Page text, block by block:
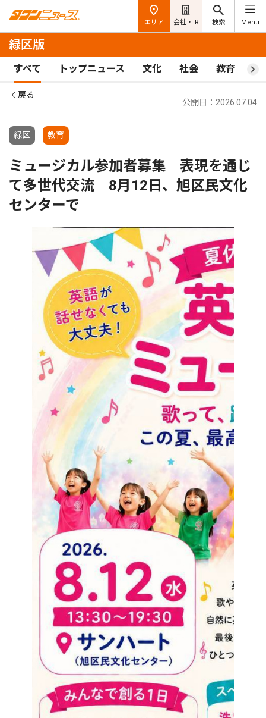
エリア 会社・IR 検索 Menu
緑区版
すべて トップニュース 文化 社会 教育 ス
戻る
緑区 教育
公開日：2026.07.04
ミュージカル参加者募集 表現を通じ
て多世代交流 8月12日、旭区民文化
センターで